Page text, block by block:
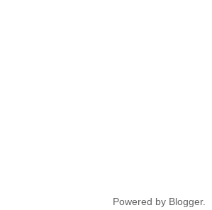
Powered by Blogger.